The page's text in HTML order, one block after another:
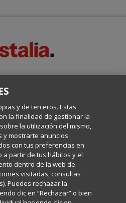
de Hostalia, dirigido por
y Tecnología.
de privacidad
de cookies
legal
y de terceros. Estas
la finalidad de gestionar la
la utilización del mismo,
y mostrarte anuncios
con tus preferencias en
partir de tus hábitos y el
dentro de la web de
visitadas, consultas
Puedes rechazar la
clic en “Rechazar” o bien